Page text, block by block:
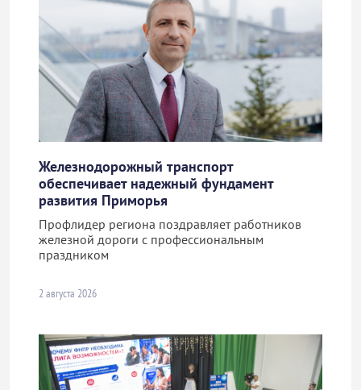
Железнодорожный транспорт
обеспечивает надежный фундамент
развития Приморья
Профлидер региона поздравляет работников
железной дороги с профессиональным
праздником
2 августа 2026